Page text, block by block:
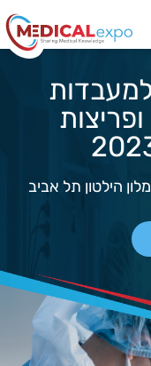
מלון הילטון תל אביב